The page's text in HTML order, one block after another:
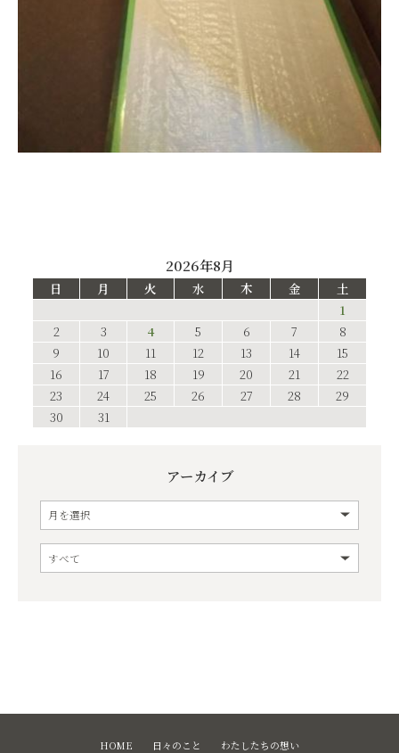
2026年8月
日 月 火 水 木 金
土
1
2
3 4 5 6 7
8
9
10 11 12 13 14
15
16
17 18 19 20 21
22
23
24 25 26 27 28
29
30
31
アーカイブ
HOME 日々のこと わたしたちの想い